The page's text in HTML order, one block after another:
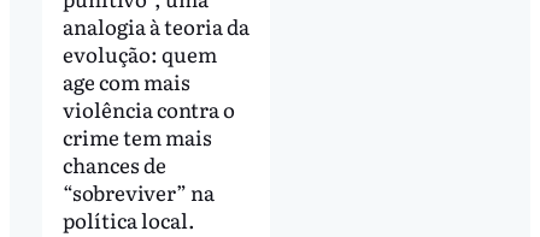
analogia à teoria da
evolução: quem
age com mais
violência contra o
crime tem mais
chances de
“sobreviver” na
política local.